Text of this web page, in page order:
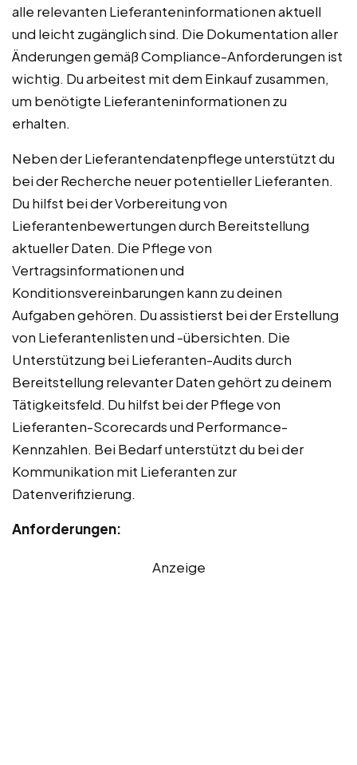
alle relevanten Lieferanteninformationen aktuell
und leicht zugänglich sind. Die Dokumentation aller
Änderungen gemäß Compliance-Anforderungen ist
wichtig. Du arbeitest mit dem Einkauf zusammen,
um benötigte Lieferanteninformationen zu
erhalten.
Neben der Lieferantendatenpflege unterstützt du
bei der Recherche neuer potentieller Lieferanten.
Du hilfst bei der Vorbereitung von
Lieferantenbewertungen durch Bereitstellung
aktueller Daten. Die Pflege von
Vertragsinformationen und
Konditionsvereinbarungen kann zu deinen
Aufgaben gehören. Du assistierst bei der Erstellung
von Lieferantenlisten und -übersichten. Die
Unterstützung bei Lieferanten-Audits durch
Bereitstellung relevanter Daten gehört zu deinem
Tätigkeitsfeld. Du hilfst bei der Pflege von
Lieferanten-Scorecards und Performance-
Kennzahlen. Bei Bedarf unterstützt du bei der
Kommunikation mit Lieferanten zur
Datenverifizierung.
Anforderungen:
Anzeige